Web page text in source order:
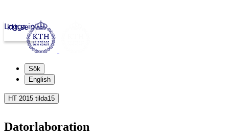
kth.se
Logga in
Sök
English
HT 2015 tilda15
Datorlaboration